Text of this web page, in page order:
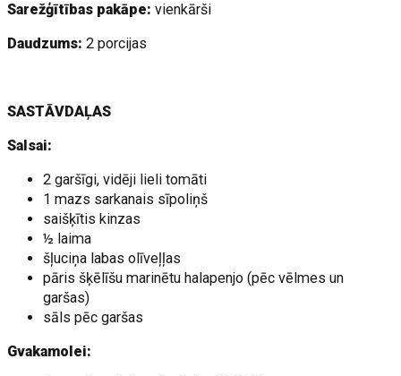
Sarežģītības pakāpe: vienkārši
Daudzums:2 porcijas
SASTĀVDAĻAS
Salsai:
2 garšīgi, vidēji lieli tomāti
1 mazs sarkanais sīpoliņš
saišķītis kinzas
½ laima
šļuciņa labas olīveļļas
pāris šķēlīšu marinētu halapenjo (pēc vēlmes un
garšas)
sāls pēc garšas
Gvakamolei: